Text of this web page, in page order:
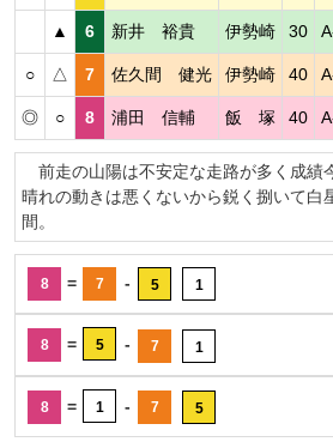
▲ 6 新井 裕貴 伊勢崎 30
○ △ 7 佐久間 健光 伊勢崎 40
◎ ○ 8 浦田 信輔 飯 塚 40
前走の山陽は不安定な走路が多く成績
晴れの動きは悪くないから鋭く捌いて白
間。
8 = 7 - 5 1
8 = 5 - 7 1
8 = 1 - 7 5